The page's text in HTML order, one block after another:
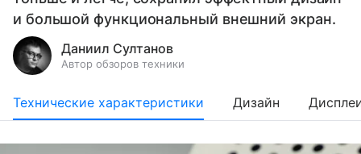
и большой функциональный внешний экран.
Даниил Султанов
Автор обзоров техники
Технические характеристики Дизайн